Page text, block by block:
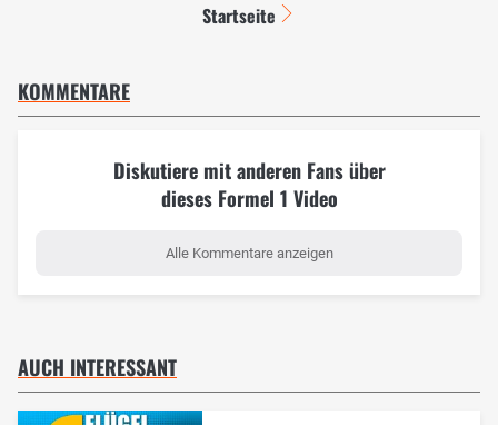
Startseite
KOMMENTARE
Diskutiere mit anderen Fans über
dieses Formel 1 Video
Alle Kommentare anzeigen
AUCH INTERESSANT